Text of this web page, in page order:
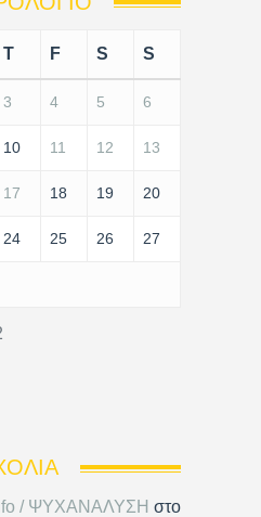
T F S S
3 4 5 6
10 11 12 13
17 18 19 20
24 25 26 27
/ ΨΥΧΑΝΑΛΥΣΗ στο